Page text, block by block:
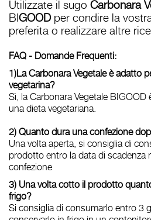
Utilizzate il sugo Carbonara
BIGOOD per condire la
preferita o realizzare altre
FAQ - Domande Frequenti:
1)La Carbonara Vegetale è adatto
vegetarina?
Sì, la Carbonara Vegetale BIGOOD
una dieta vegetariana.
2) Quanto dura una confezione
Una volta aperta, si consiglia di
prodotto entro la data di scadenza
confezione
3) Una volta cotto il prodotto
frigo?
Si consiglia di consumarlo entro 3